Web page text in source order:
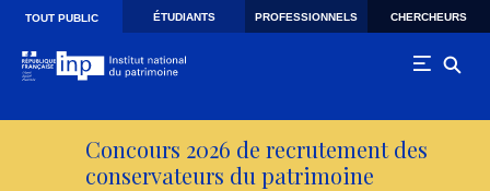
Skip to main navigation
Aller au contenu principal
TOUT PUBLIC ÉTUDIANTS PROFESSIONNELS CHERCHEURS
Concours 2026 de recrutement des
conservateurs du patrimoine